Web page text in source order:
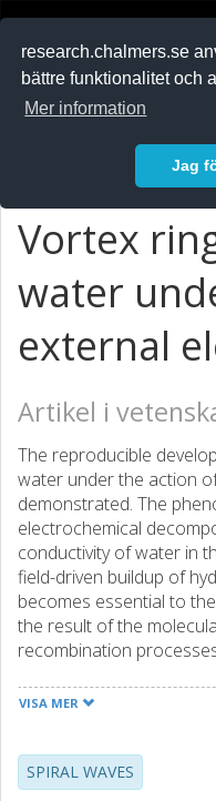
research.chalmers.se
bättre funktionalitet och
Mer information
Jag
Vortex
water
external
Artikel i
The reproducible
water under the action
demonstrated. The
electrochemical
conductivity of water in
field-driven buildup of
becomes essential to
the result of the
recombination
phenomenon. (C) 2005
VISA MER
SPIRAL WAVES